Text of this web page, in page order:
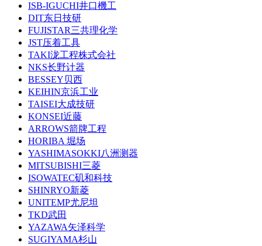
ISB-IGUCHI井口機工
DIT东日技研
FUJISTAR三共理化学
JST压着工具
TAKI泷工程株式会社
NKS长野计器
BESSEY贝西
KEIHIN京浜工业
TAISEI大成技研
KONSEI近藤
ARROWS箭牌工程
HORIBA 堀场
YASHIMASOKKI八洲测器
MITSUBISHI三菱
ISOWATEC矶和科技
SHINRYO新菱
UNITEMP尤尼坦
TKD武田
YAZAWA矢泽科学
SUGIYAMA杉山